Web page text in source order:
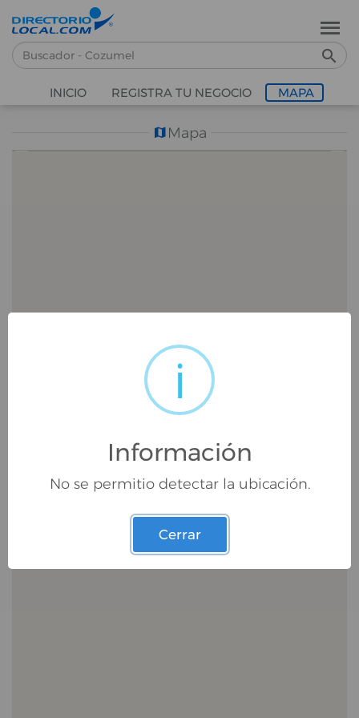
INICIO REGISTRA TU NEGOCIO MAPA
Mapa
i
Información
No se permitio detectar la ubicación.
Cerrar